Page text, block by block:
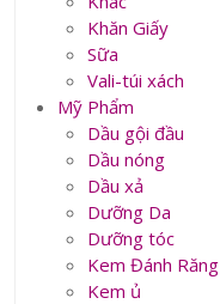
Khăn Giấy
Sữa
Vali-túi xách
Mỹ Phẩm
Dầu gội đầu
Dầu nóng
Dầu xả
Dưỡng Da
Dưỡng tóc
Kem Đánh Răng
Kem ủ